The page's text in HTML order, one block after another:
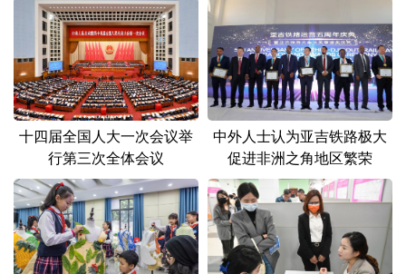
十四届全国人大一次会议举
行第三次全体会议
中外人士认为亚吉铁路极大
促进非洲之角地区繁荣